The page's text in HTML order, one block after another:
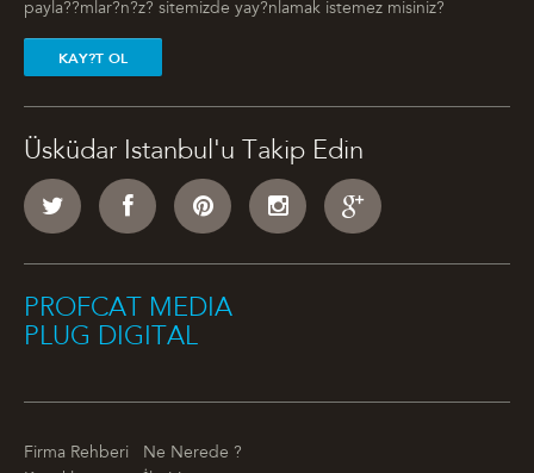
payla??mlar?n?z? sitemizde yay?nlamak istemez misiniz?
KAY?T OL
Üsküdar Istanbul'u Takip Edin
PROFCAT MEDIA
PLUG DIGITAL
Firma Rehberi
Ne Nerede ?